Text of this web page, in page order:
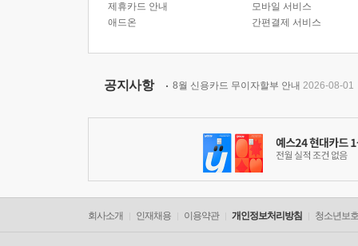
제휴카드 안내
애드온
모바일 서비스
간편결제 서비스
공지사항 8월 신용카드 무이자할부 안내 2026-08-01
회사소개 인재채용 이용약관 개인정보처리방침 청소년보